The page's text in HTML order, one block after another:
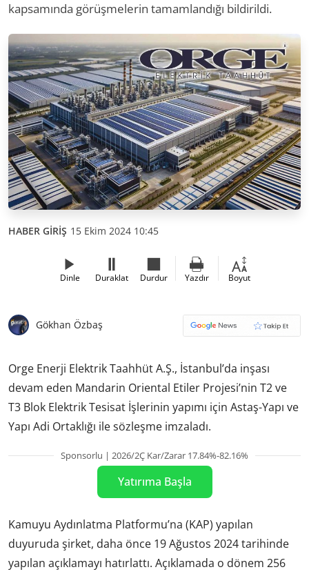
kapsamında görüşmelerin tamamlandığı bildirildi.
HABER GİRİŞ 15 Ekim 2024 10:45
Dinle Duraklat Durdur Yazdır Boyut
Gökhan Özbaş
Orge Enerji Elektrik Taahhüt A.Ş., İstanbul’da inşası
devam eden Mandarin Oriental Etiler Projesi’nin T2 ve
T3 Blok Elektrik Tesisat İşlerinin yapımı için Astaş-Yapı ve
Yapı Adi Ortaklığı ile sözleşme imzaladı.
Sponsorlu | 2026/2Ç Kar/Zarar 17.84%-82.16%
Yatırıma Başla
Kamuyu Aydınlatma Platformu’na (KAP) yapılan
duyuruda şirket, daha önce 19 Ağustos 2024 tarihinde
yapılan açıklamayı hatırlattı. Açıklamada o dönem 256